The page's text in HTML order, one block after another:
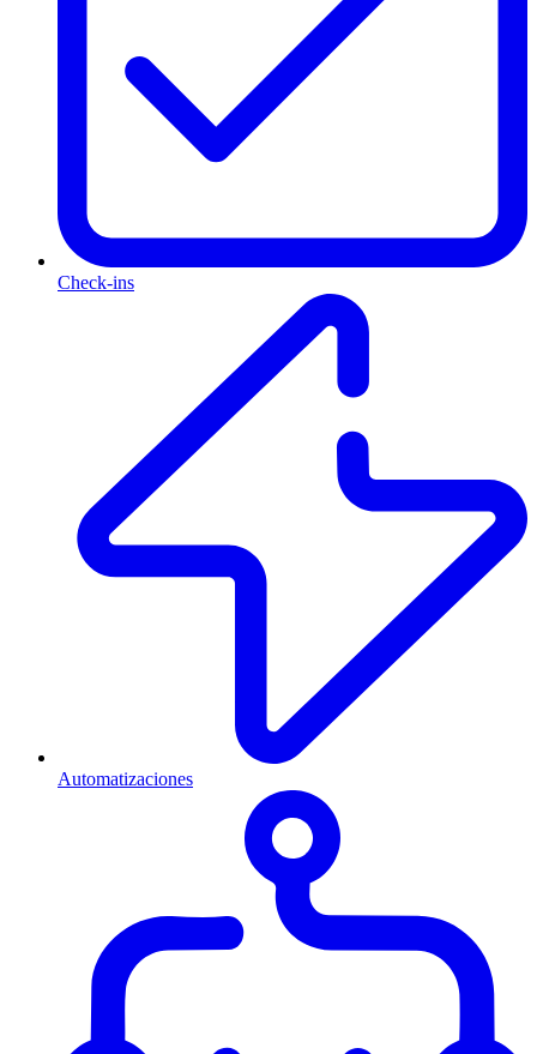
Check-ins
Automatizaciones